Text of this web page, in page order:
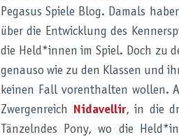
Pegasus Spiele Blog. Damals
über die Entwicklung des
die Held*innen im Spiel. Doch zu
genauso wie zu den Klassen und
keinen Fall vorenthalten wollen.
Zwergenreich Nidavellir, in die
Tänzelndes Pony, wo die